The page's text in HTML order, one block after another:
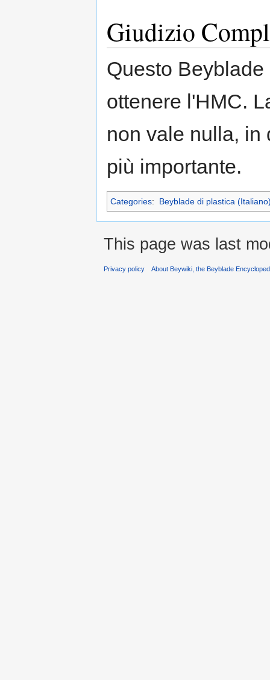
Giudizio
Questo
ottenere l'HMC.
non vale nulla, in
più importante.
Categories: Beyblade di plastica
This page was last
Privacy policy About Beywiki, the Beyblade